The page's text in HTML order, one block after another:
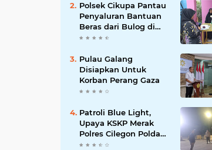
Polsek Cikupa Pantau
Penyaluran Bantuan
Beras dari Bulog di
Desa Pasir Gadung
Pulau Galang
Disiapkan Untuk
Korban Perang Gaza
Patroli Blue Light,
Upaya KSKP Merak
Polres Cilegon Polda
Banten Tekan Aksi